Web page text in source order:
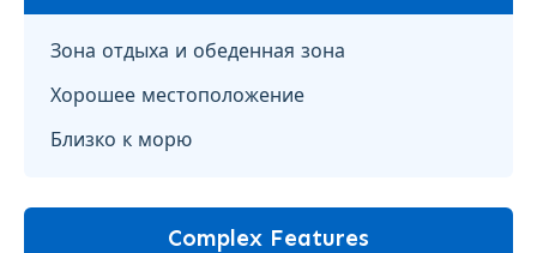
Зона отдыха и обеденная зона
Хорошее местоположение
Близко к морю
Complex Features